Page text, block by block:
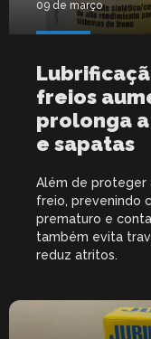
09 de março
freios
prolonga
e sapatas
Além de proteger
freio, prevenindo
prematuro e
também evita
reduz atritos.